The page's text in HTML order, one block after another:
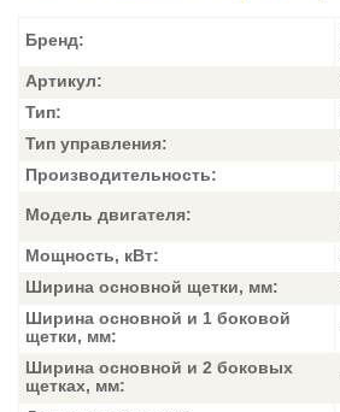
Бренд:
Артикул:
Тип:
Тип управления:
Производительность:
Модель двигателя:
Мощность, кВт:
Ширина основной щетки, мм:
Ширина основной и 1 боковой
щетки, мм:
Ширина основной и 2 боковых
щетках, мм: